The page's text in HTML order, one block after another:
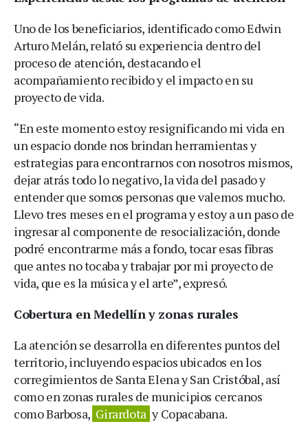
Uno de los beneficiarios, identificado como Edwin
Arturo Melán, relató su experiencia dentro del
proceso de atención, destacando el
acompañamiento recibido y el impacto en su
proyecto de vida.
“En este momento estoy resignificando mi vida en
un espacio donde nos brindan herramientas y
estrategias para encontrarnos con nosotros mismos,
dejar atrás todo lo negativo, la vida del pasado y
entender que somos personas que valemos mucho.
Llevo tres meses en el programa y estoy a un paso de
ingresar al componente de resocialización, donde
podré encontrarme más a fondo, tocar esas fibras
que antes no tocaba y trabajar por mi proyecto de
vida, que es la música y el arte”, expresó.
Cobertura en Medellín y zonas rurales
La atención se desarrolla en diferentes puntos del
territorio, incluyendo espacios ubicados en los
corregimientos de Santa Elena y San Cristóbal, así
como en zonas rurales de municipios cercanos
como Barbosa, Girardota y Copacabana.